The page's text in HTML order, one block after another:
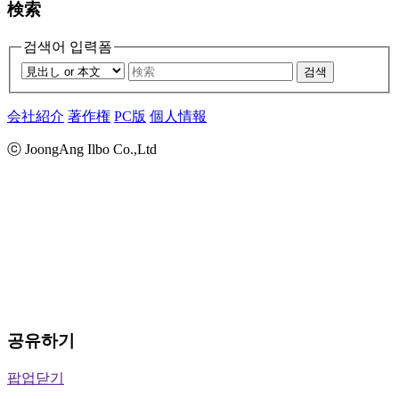
検索
검색어 입력폼
검색
会社紹介 著作権 PC版 個人情報
ⓒ JoongAng Ilbo Co.,Ltd
공유하기
팝업닫기